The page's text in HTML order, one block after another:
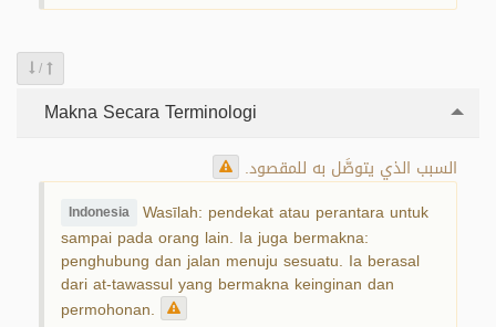
/
Makna Secara Terminologi
السبب الذي يتوصَّل به للمقصود.
Indonesia Wasīlah: pendekat atau perantara untuk
sampai pada orang lain. Ia juga bermakna:
penghubung dan jalan menuju sesuatu. Ia berasal
dari at-tawassul yang bermakna keinginan dan
permohonan.